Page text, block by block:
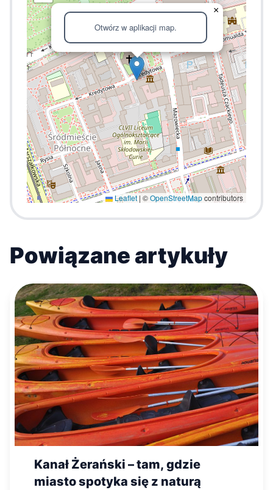
Otwórz w aplikacji map.
×
Leaflet | ©OpenStreetMapcontributors
Powiązane artykuły
Kanał Żerański – tam, gdzie
miasto spotyka się z naturą